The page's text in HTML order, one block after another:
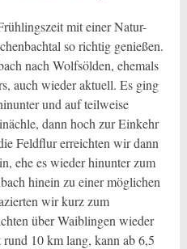
mit einer Natur-
so richtig genießen.
nach Wolfsölden, ehemals
auch wieder aktuell. Es ging
und auf teilweise
dann hoch zur Einkehr
Feldflur erreichten wir dann
ehe es wieder hinunter zum
hinein zu einer möglichen
wir kurz zum
über Waiblingen wieder
10 km lang, kann ab 6,5